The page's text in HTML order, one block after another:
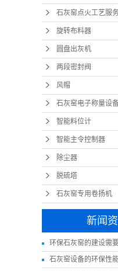
石灰窑点火工艺服
旋转布料器
圆盘出灰机
两段密封阀
风帽
石灰窑电子称量设
智能料位计
智能主令控制器
除尘器
脱硫塔
石灰窑专用卷扬机
新闻
环保石灰窑的建设需
石灰窑设备的环保性